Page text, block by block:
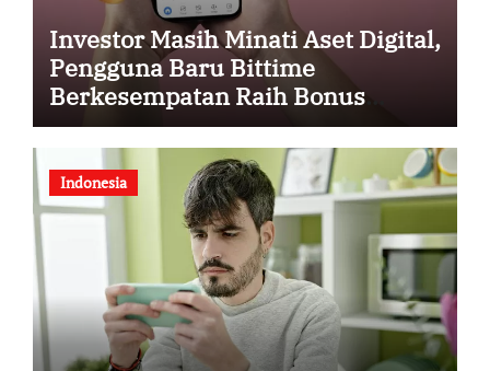
Investor Masih Minati Aset Digital,
Pengguna Baru Bittime
Berkesempatan Raih Bonus
Bitcoin
Indonesia